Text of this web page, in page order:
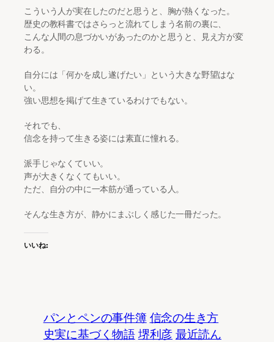
こういう人が実在したのだと思うと、胸が熱くなった。
歴史の教科書ではさらっと流れてしまう名前の裏に、
こんな人間の息づかいがあったのかと思うと、見え方が変
わる。
自分には「何かを成し遂げたい」という大きな野望はな
い。
強い思想を掲げて生きているわけでもない。
それでも、
信念を持って生きる姿には素直に憧れる。
派手じゃなくていい。
声が大きくなくてもいい。
ただ、自分の中に一本筋が通っている人。
そんな生き方が、静かにまぶしく感じた一冊だった。
いいね:
パンとペンの事件簿 信念の生き方
史実に基づく物語 堺利彦 最近読ん